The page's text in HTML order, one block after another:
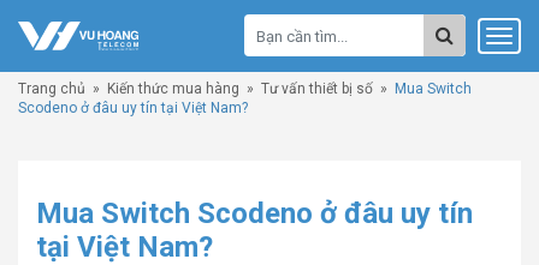
Trang chủ » Kiến thức mua hàng » Tư vấn thiết bị số »
Mua Switch
Scodeno ở đâu uy tín tại Việt Nam?
Mua Switch Scodeno ở đâu uy tín
tại Việt Nam?